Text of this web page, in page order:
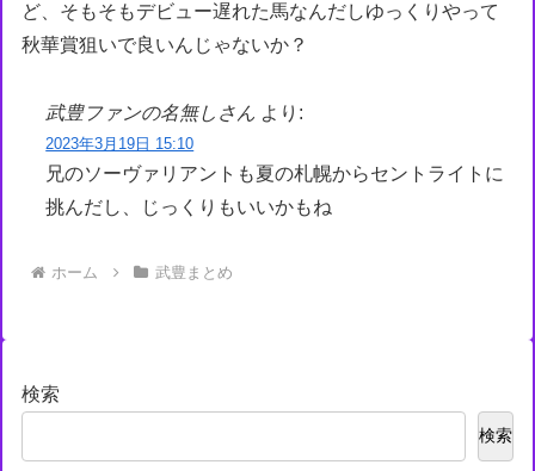
ど、そもそもデビュー遅れた馬なんだしゆっくりやって
秋華賞狙いで良いんじゃないか？
武豊ファンの名無しさん より:
2023年3月19日 15:10
兄のソーヴァリアントも夏の札幌からセントライトに
挑んだし、じっくりもいいかもね
ホーム 武豊まとめ
検索
検索